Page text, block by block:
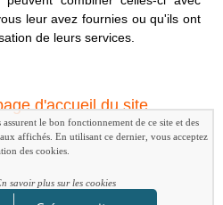
leur avez fournies ou qu'ils ont
de leurs services.
d'accueil du site
assurent le bon fonctionnement de ce site et des
affichés. En utilisant ce dernier, vous acceptez
des cookies.
savoir plus sur les cookies